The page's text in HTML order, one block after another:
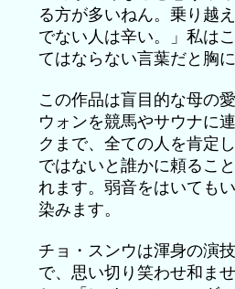
る方が多いねん。乗り越
でない人は辛い。」私は
てはならない言葉だと胸
この作品は盲目的な母の
ウォンを競馬やサウナに
クまで、全ての人を肯定
ではないと誰かに頼るこ
れます。弱音をはいても
染みます。
チョ・スンウは渾身の演
で、思い切り笑わせ和ま